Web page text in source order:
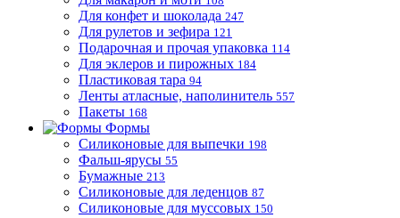
Для конфет и шоколада 247
Для рулетов и зефира 121
Подарочная и прочая упаковка 114
Для эклеров и пирожных 184
Пластиковая тара 94
Ленты атласные, наполинитель 557
Пакеты 168
Формы
Силиконовые для выпечки 198
Фальш-ярусы 55
Бумажные 213
Силиконовые для леденцов 87
Силиконовые для муссовых 150